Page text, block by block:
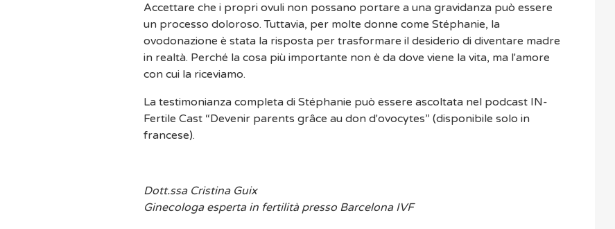
Accettare che i propri ovuli non possano portare a una gravidanza può essere
un processo doloroso. Tuttavia, per molte donne come Stéphanie, la
ovodonazione è stata la risposta per trasformare il desiderio di diventare madre
in realtà. Perché la cosa più importante non è da dove viene la vita, ma l'amore
con cui la riceviamo.
La testimonianza completa di Stéphanie può essere ascoltata nel podcast IN-
Fertile Cast “Devenir parents grâce au don d'ovocytes” (disponibile solo in
francese).
Dott.ssa Cristina Guix
Ginecologa esperta in fertilità presso Barcelona IVF